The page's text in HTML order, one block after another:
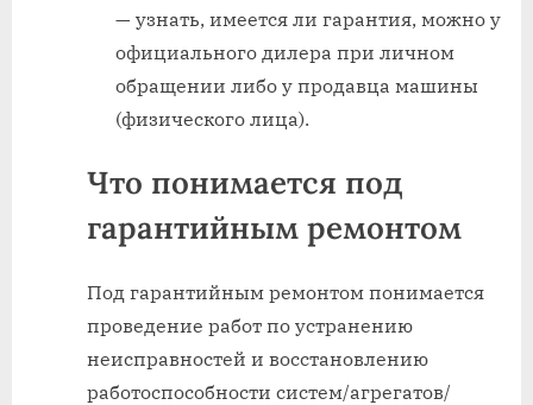
— узнать, имеется ли гарантия, можно у
официального дилера при личном
обращении либо у продавца машины
(физического лица).
Что понимается под
гарантийным ремонтом
Под гарантийным ремонтом понимается
проведение работ по устранению
неисправностей и восстановлению
работоспособности систем/агрегатов/